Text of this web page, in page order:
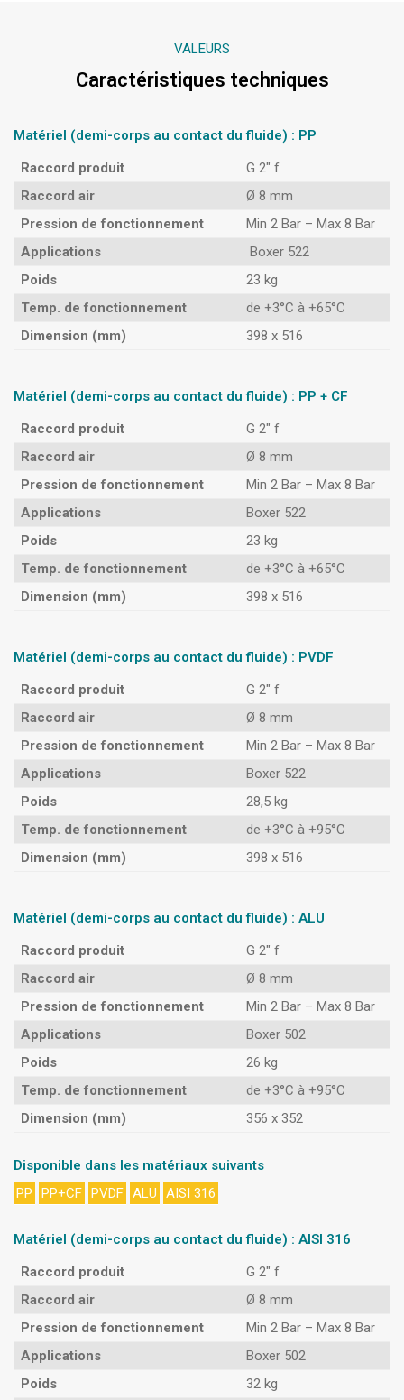
VALEURS
Caractéristiques techniques
Matériel (demi-corps au contact du fluide) : PP
Raccord produit
G 2″ f
Raccord air
Ø 8 mm
Pression de fonctionnement
Min 2 Bar – Max 8 Bar
Applications
Boxer 522
Poids
23 kg
Temp. de fonctionnement
de +3°C à +65°C
Dimension (mm)
398 x 516
Matériel (demi-corps au contact du fluide) : PP + CF
Raccord produit
G 2″ f
Raccord air
Ø 8 mm
Pression de fonctionnement
Min 2 Bar – Max 8 Bar
Applications
Boxer 522
Poids
23 kg
Temp. de fonctionnement
de +3°C à +65°C
Dimension (mm)
398 x 516
Matériel (demi-corps au contact du fluide) : PVDF
Raccord produit
G 2″ f
Raccord air
Ø 8 mm
Pression de fonctionnement
Min 2 Bar – Max 8 Bar
Applications
Boxer 522
Poids
28,5 kg
Temp. de fonctionnement
de +3°C à +95°C
Dimension (mm)
398 x 516
Matériel (demi-corps au contact du fluide) : ALU
Raccord produit
G 2″ f
Raccord air
Ø 8 mm
Pression de fonctionnement
Min 2 Bar – Max 8 Bar
Applications
Boxer 502
Poids
26 kg
Temp. de fonctionnement
de +3°C à +95°C
Dimension (mm)
356 x 352
Disponible dans les matériaux suivants
PP
PP+CF PVDF ALU AISI 316
Matériel (demi-corps au contact du fluide) : AISI 316
Raccord produit
G 2″ f
Raccord air
Ø 8 mm
Pression de fonctionnement
Min 2 Bar – Max 8 Bar
Applications
Boxer 502
Poids
32 kg